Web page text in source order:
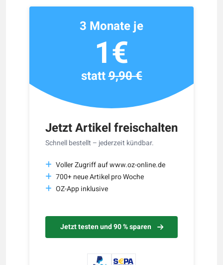
Jetzt Artikel freischalten
Schnell bestellt – jederzeit kündbar.
Voller Zugriff auf www.oz-online.de
700+ neue Artikel pro Woche
OZ-App inklusive
Jetzt testen und 90 % sparen
3 Monate je
1€
statt9,90 €